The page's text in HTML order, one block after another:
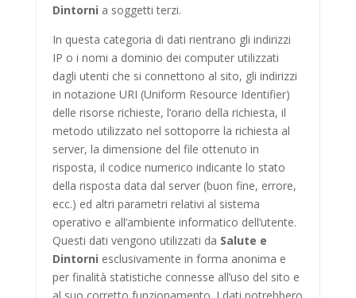
Dintorni a soggetti terzi.
In questa categoria di dati rientrano gli indirizzi
IP o i nomi a dominio dei computer utilizzati
dagli utenti che si connettono al sito, gli indirizzi
in notazione URI (Uniform Resource Identifier)
delle risorse richieste, l’orario della richiesta, il
metodo utilizzato nel sottoporre la richiesta al
server, la dimensione del file ottenuto in
risposta, il codice numerico indicante lo stato
della risposta data dal server (buon fine, errore,
ecc.) ed altri parametri relativi al sistema
operativo e all’ambiente informatico dell’utente.
Questi dati vengono utilizzati da Salute e
Dintorni esclusivamente in forma anonima e
per finalità statistiche connesse all’uso del sito e